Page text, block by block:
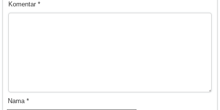
Komentar *
Nama *